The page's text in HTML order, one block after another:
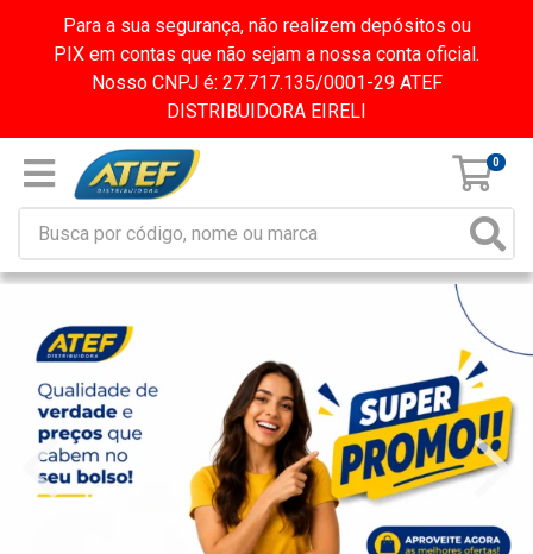
Para a sua segurança, não realizem depósitos ou
PIX em contas que não sejam a nossa conta oficial.
Nosso CNPJ é: 27.717.135/0001-29 ATEF
DISTRIBUIDORA EIRELI
0